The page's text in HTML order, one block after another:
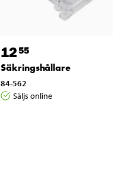
1255
Säkringshållare
84-562
Säljs online